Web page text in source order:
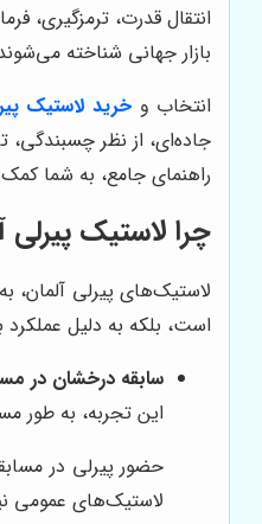
انتقال قدرت، ترمزگیری،
بازار جهانی شناخته
انتخاب وخرید لاستیک
جاده‌ای، از نظر چسبندگی،
راهنمای جامع، به شما کمک
چرا لاستیک پیرلی
لاستیک‌های پیرلی آلمان،
است، بلکه به دلیل
سابقه درخشان در
این تجربه، به طور
حضور پیرلی در
لاستیک‌های عمومی